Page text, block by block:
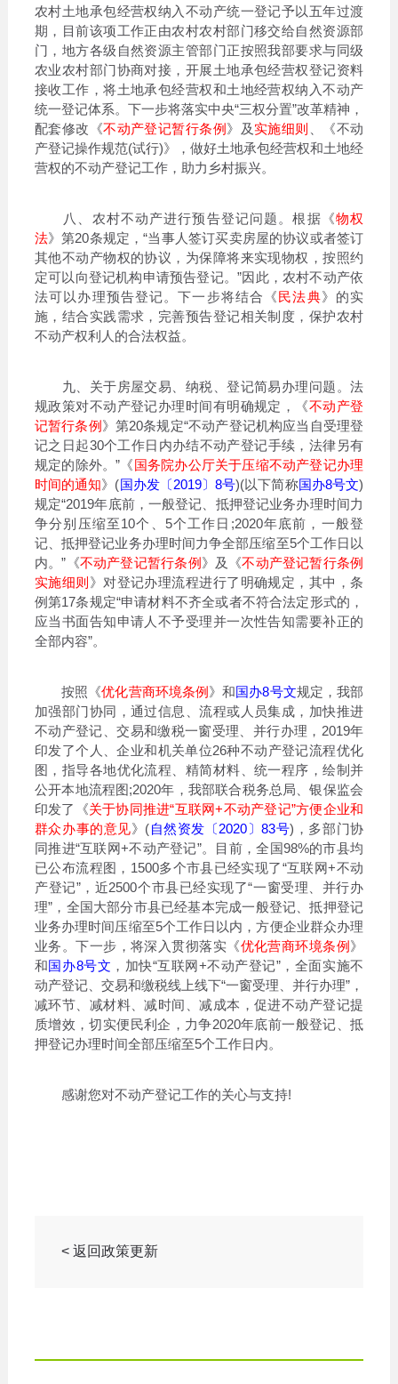
农村土地承包经营权纳入不动产统一登记予以五年过渡
期，目前该项工作正由农村农村部门移交给自然资源部
门，地方各级自然资源主管部门正按照我部要求与同级
农业农村部门协商对接，开展土地承包经营权登记资料
接收工作，将土地承包经营权和土地经营权纳入不动产
统一登记体系。下一步将落实中央“三权分置”改革精神，
配套修改《不动产登记暂行条例》及实施细则
、《不动
产登记操作规范(试行)》，做好土地承包经营权和土地经
营权的不动产登记工作，助力乡村振兴。
八、农村不动产进行预告登记问题。根据《物权
法》第20条规定，“当事人签订买卖房屋的协议或者签订
其他不动产物权的协议，为保障将来实现物权，按照约
定可以向登记机构申请预告登记。”因此，农村不动产依
法可以办理预告登记。下一步将结合《民法典》的实
施，结合实践需求，完善预告登记相关制度，保护农村
不动产权利人的合法权益。
九、关于房屋交易、纳税、登记简易办理问题。法
规政策对不动产登记办理时间有明确规定，《不动产登
记暂行条例》第20条规定“不动产登记机构应当自受理登
记之日起30个工作日内办结不动产登记手续，法律另有
规定的除外。”《国务院办公厅关于压缩不动产登记办理
时间的通知》(国办发〔2019〕8号)(以下简称国办8号文)
规定“2019年底前，一般登记、抵押登记业务办理时间力
争分别压缩至10个、5个工作日;2020年底前，一般登
记、抵押登记业务办理时间力争全部压缩至5个工作日以
内。”《不动产登记暂行条例》及《不动产登记暂行条例
实施细则 》对登记办理流程进行了明确规定，其中，条
例第17条规定“申请材料不齐全或者不符合法定形式的，
应当书面告知申请人不予受理并一次性告知需要补正的
全部内容”。
按照《优化营商环境条例》和国办8号文规定，我部
加强部门协同，通过信息、流程或人员集成，加快推进
不动产登记、交易和缴税一窗受理、并行办理，2019年
印发了个人、企业和机关单位26种不动产登记流程优化
图，指导各地优化流程、精简材料、统一程序，绘制并
公开本地流程图;2020年，我部联合税务总局、银保监会
印发了《关于协同推进“互联网+不动产登记”方便企业和
群众办事的意见》(自然资发〔2020〕83号)，多部门协
同推进“互联网+不动产登记”。目前，全国98%的市县均
已公布流程图，1500多个市县已经实现了“互联网+不动
产登记”，近2500个市县已经实现了“一窗受理、并行办
理”，全国大部分市县已经基本完成一般登记、抵押登记
业务办理时间压缩至5个工作日以内，方便企业群众办理
业务。下一步，将深入贯彻落实《优化营商环境条例》
和国办8号文 ，加快“互联网+不动产登记”，全面实施不
动产登记、交易和缴税线上线下“一窗受理、并行办理”，
减环节、减材料、减时间、减成本，促进不动产登记提
质增效，切实便民利企，力争2020年底前一般登记、抵
押登记办理时间全部压缩至5个工作日内。
感谢您对不动产登记工作的关心与支持!
< 返回政策更新